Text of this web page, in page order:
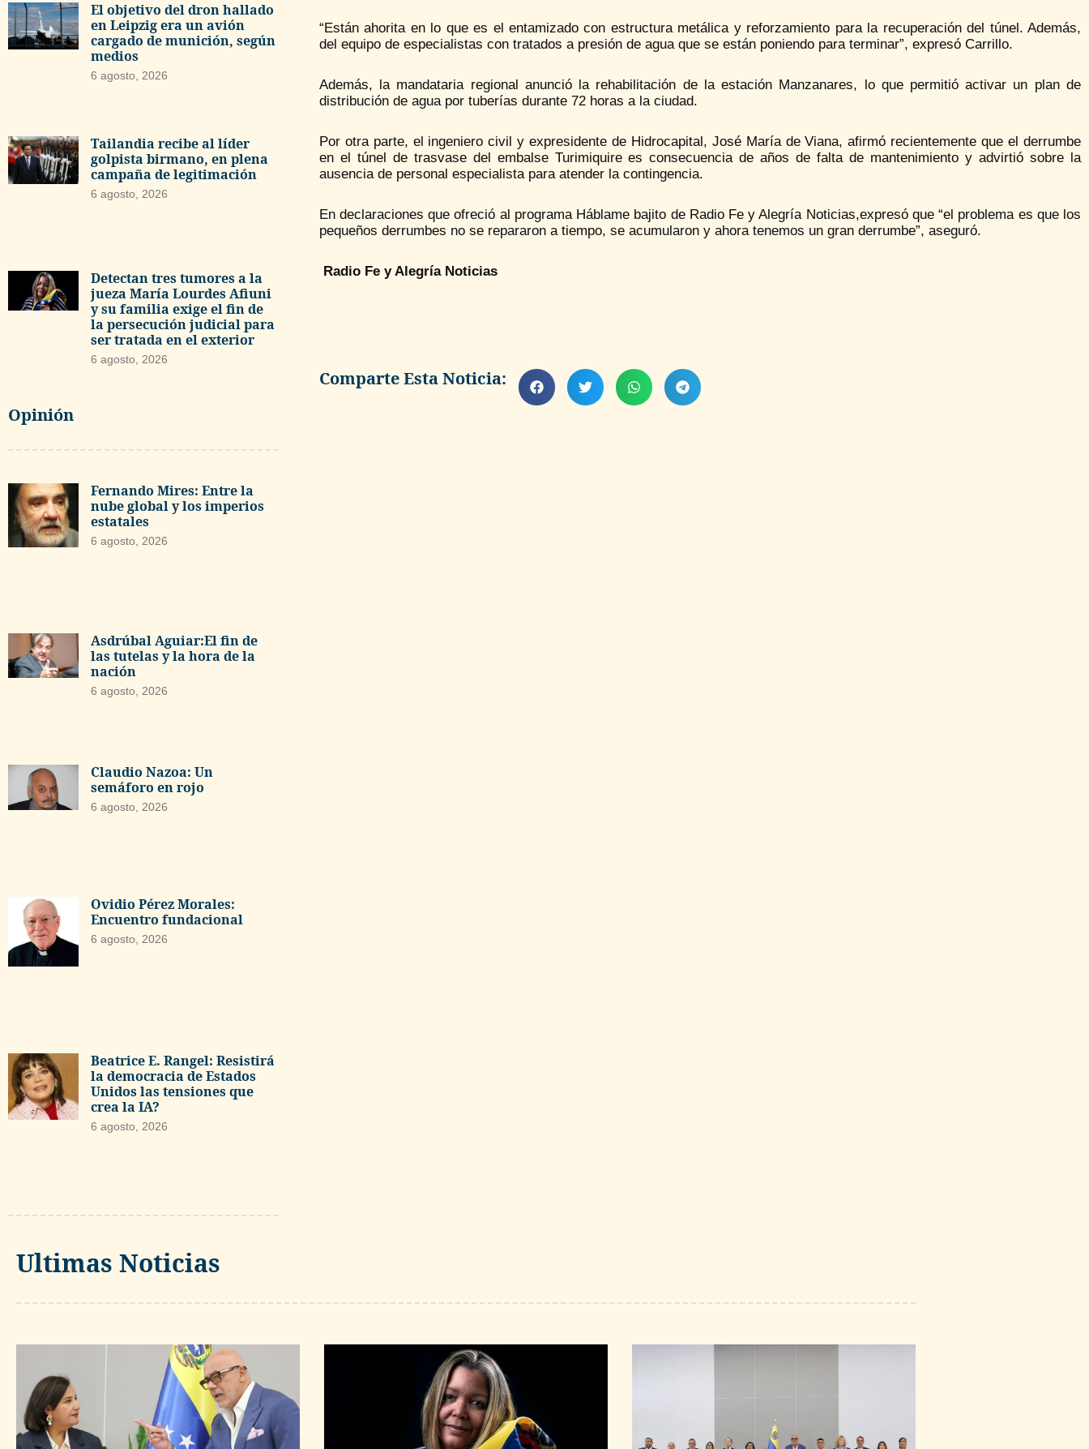
El objetivo del dron hallado
en Leipzig era un avión
cargado de munición, según
medios
6 agosto, 2026
Tailandia recibe al líder
golpista birmano, en plena
campaña de legitimación
6 agosto, 2026
Detectan tres tumores a la
jueza María Lourdes Afiuni
y su familia exige el fin de
la persecución judicial para
ser tratada en el exterior
6 agosto, 2026
Opinión
Fernando Mires: Entre la
nube global y los imperios
estatales
6 agosto, 2026
Asdrúbal Aguiar:El fin de
las tutelas y la hora de la
nación
6 agosto, 2026
Claudio Nazoa: Un
semáforo en rojo
6 agosto, 2026
Ovidio Pérez Morales:
Encuentro fundacional
6 agosto, 2026
Beatrice E. Rangel: Resistirá
la democracia de Estados
Unidos las tensiones que
crea la IA?
6 agosto, 2026
“Están ahorita en lo que es el entamizado con estructura metálica y reforzamiento para la recuperación del túnel. Además,
del equipo de especialistas con tratados a presión de agua que se están poniendo para terminar”, expresó Carrillo.
Además, la mandataria regional anunció la rehabilitación de la estación Manzanares, lo que permitió activar un plan de
distribución de agua por tuberías durante 72 horas a la ciudad.
Por otra parte, el ingeniero civil y expresidente de Hidrocapital, José María de Viana, afirmó recientemente que el derrumbe
en el túnel de trasvase del embalse Turimiquire es consecuencia de años de falta de mantenimiento y advirtió sobre la
ausencia de personal especialista para atender la contingencia.
En declaraciones que ofreció al programa Háblame bajito de Radio Fe y Alegría Noticias,expresó que “el problema es que los
pequeños derrumbes no se repararon a tiempo, se acumularon y ahora tenemos un gran derrumbe”, aseguró.
Radio Fe y Alegría Noticias
Comparte Esta Noticia:
Ultimas Noticias